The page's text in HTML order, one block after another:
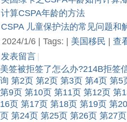
计算CSPA年龄的方法
CSPA 儿童保护法的常见问题和
2024/1/6 | Tags: | 美国移民
查
发表留言
美签被拒签了怎么办?214B拒签
询 第2页 第2页 第3页 第4页 第5
第9页 第10页 第11页 第12页 第
16页 第17页 第18页 第19页 第
页 第24页 第25页 第26页 第27页